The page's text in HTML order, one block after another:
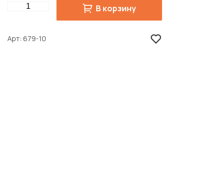
Quantity В корзину
Арт 679-10